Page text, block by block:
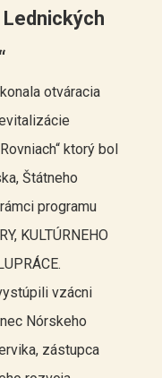
otváracia
ktorý bol
Štátneho
programu
KULTÚRNEHO
vzácni
Nórskeho
zástupca